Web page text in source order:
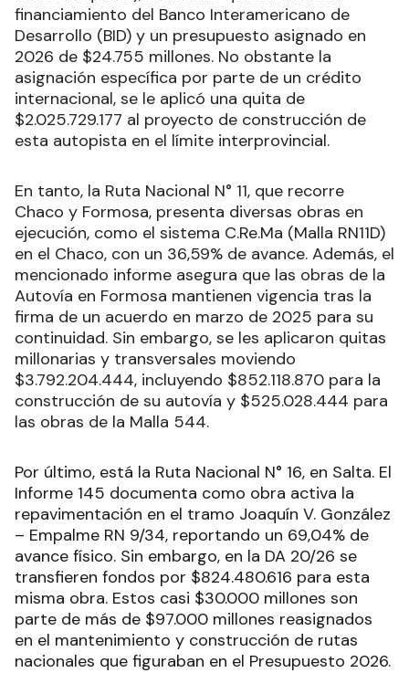
financiamiento del Banco Interamericano de
Desarrollo (BID) y un presupuesto asignado en
2026 de $24.755 millones. No obstante la
asignación específica por parte de un crédito
internacional, se le aplicó una quita de
$2.025.729.177 al proyecto de construcción de
esta autopista en el límite interprovincial.
En tanto, la Ruta Nacional N° 11, que recorre
Chaco y Formosa, presenta diversas obras en
ejecución, como el sistema C.Re.Ma (Malla RN11D)
en el Chaco, con un 36,59% de avance. Además, el
mencionado informe asegura que las obras de la
Autovía en Formosa mantienen vigencia tras la
firma de un acuerdo en marzo de 2025 para su
continuidad. Sin embargo, se les aplicaron quitas
millonarias y transversales moviendo
$3.792.204.444, incluyendo $852.118.870 para la
construcción de su autovía y $525.028.444 para
las obras de la Malla 544.
Por último, está la Ruta Nacional N° 16, en Salta. El
Informe 145 documenta como obra activa la
repavimentación en el tramo Joaquín V. González
– Empalme RN 9/34, reportando un 69,04% de
avance físico. Sin embargo, en la DA 20/26 se
transfieren fondos por $824.480.616 para esta
misma obra. Estos casi $30.000 millones son
parte de más de $97.000 millones reasignados
en el mantenimiento y construcción de rutas
nacionales que figuraban en el Presupuesto 2026.